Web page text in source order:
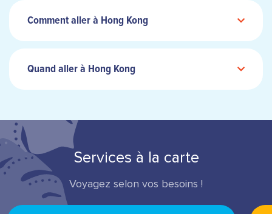
Comment aller à Hong Kong
Quand aller à Hong Kong
Services à la carte
Voyagez selon vos besoins !